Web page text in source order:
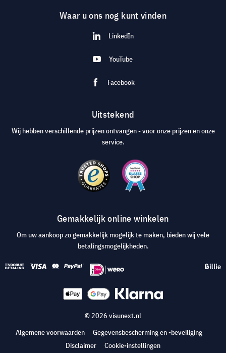
Waar u ons nog kunt vinden
LinkedIn
YouTube
Facebook
Uitstekend
Wij hebben verschillende prijzen ontvangen - voor onze prijzen en onze
service.
Gemakkelijk online winkelen
Om uw aankoop zo gemakkelijk mogelijk te maken, bieden wij vele
betalingsmogelijkheden.
© 2026 visunext.nl
Algemene voorwaarden
Gegevensbescherming en -beveiliging
Disclaimer
Cookie-instellingen